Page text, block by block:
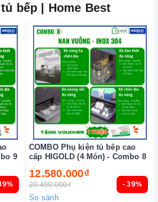
bếp | Home Best
9
- 39%
COMBO Phụ kiện tủ bếp cao
cấp HIGOLD (4 Món) - Combo 8
12.580.000₫
20.490.000₫
So sánh